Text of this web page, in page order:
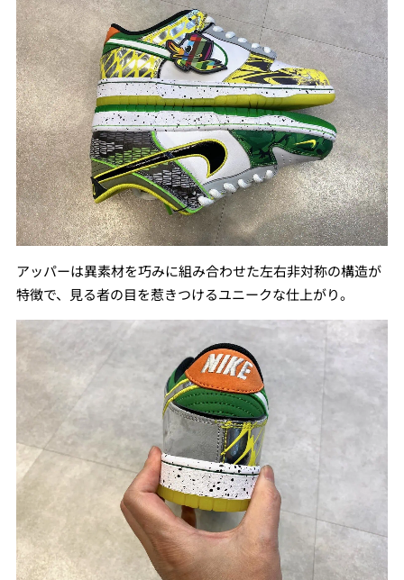
アッパーは異素材を巧みに組み合わせた左右非対称の構造が
特徴で、見る者の目を惹きつけるユニークな仕上がり。